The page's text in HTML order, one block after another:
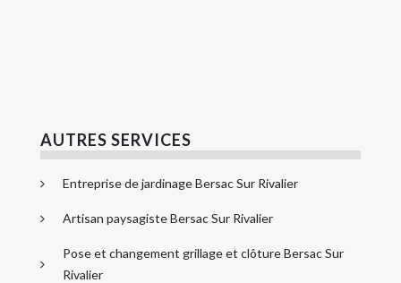
AUTRES SERVICES
Entreprise de jardinage Bersac Sur Rivalier
Artisan paysagiste Bersac Sur Rivalier
Pose et changement grillage et clôture Bersac Sur
Rivalier